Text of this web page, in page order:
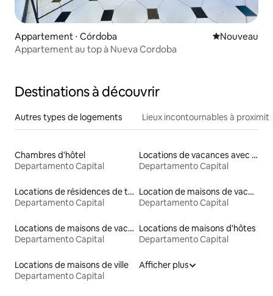
Appartement ⋅ Córdoba Nouvel
Nouveau
Appartement au top à Nueva Cordoba
Destinations à découvrir
Autres types de logements Lieux incontournables à
Chambres d'hôtel
Departamento Capital
Locations de vacances avec piscine
Departamento Capital
Locations de résidences de tourisme
Departamento Capital
Location de maisons de vacances
Departamento Capital
Locations de maisons de vacances
Departamento Capital
Locations de maisons d'hôtes
Departamento Capital
Locations de maisons de ville
Departamento Capital
Afficher plus